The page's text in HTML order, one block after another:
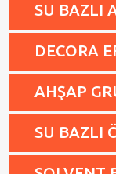
SU BAZLI
DECORA
AHŞAP
SU BAZLI